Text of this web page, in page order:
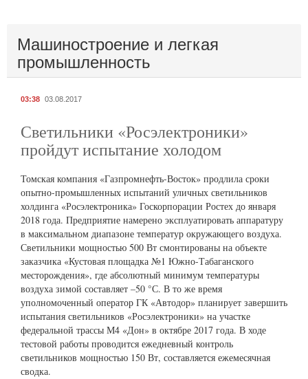
Машиностроение и легкая
промышленность
03:38 03.08.2017
Светильники «Росэлектроники»
пройдут испытание холодом
Томская компания «Газпромнефть-Восток» продлила сроки
опытно-промышленных испытаний уличных светильников
холдинга «Росэлектроника» Госкорпорации Ростех до января
2018 года. Предприятие намерено эксплуатировать аппаратуру
в максимальном диапазоне температур окружающего воздуха.
Светильники мощностью 500 Вт смонтированы на объекте
заказчика «Кустовая площадка №1 Южно-Табаганского
месторождения», где абсолютный минимум температуры
воздуха зимой составляет –50 °С. В то же время
уполномоченный оператор ГК «Автодор» планирует завершить
испытания светильников «Росэлектроники» на участке
федеральной трассы М4 «Дон» в октябре 2017 года. В ходе
тестовой работы проводится ежедневный контроль
светильников мощностью 150 Вт, составляется ежемесячная
сводка.